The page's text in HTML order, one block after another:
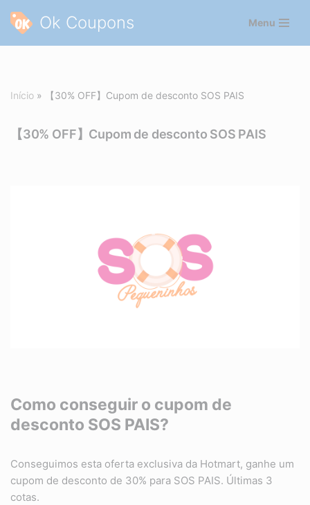
Pular
Ok Coupons Menu
Início » 【30% OFF】Cupom de desconto SOS PAIS
【30% OFF】Cupom de desconto SOS PAIS
Como conseguir o cupom de
desconto SOS PAIS?
Conseguimos esta oferta exclusiva da Hotmart, ganhe um
cupom de desconto de 30% para SOS PAIS. Últimas 3
cotas.